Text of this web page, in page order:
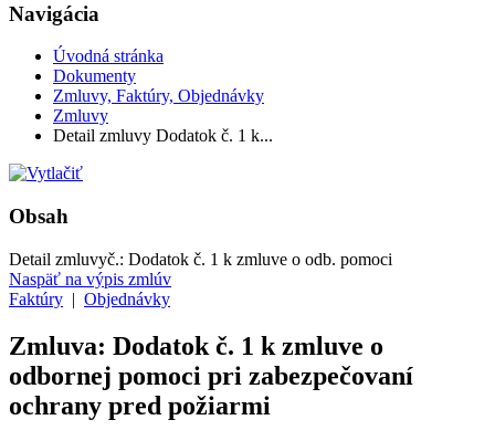
Navigácia
Úvodná stránka
Dokumenty
Zmluvy, Faktúry, Objednávky
Zmluvy
Detail zmluvy Dodatok č. 1 k...
Obsah
Detail zmluvyč.: Dodatok č. 1 k zmluve o odb. pomoci
Naspäť na výpis zmlúv
Faktúry | Objednávky
Zmluva: Dodatok č. 1 k zmluve o
odbornej pomoci pri zabezpečovaní
ochrany pred požiarmi